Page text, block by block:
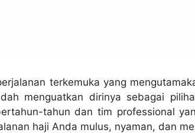
terkemuka yang
menguatkan dirinya sebagai
tahun dan tim professional
haji Anda mulus, nyaman, dan